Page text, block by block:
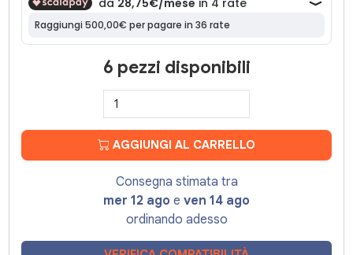
6 pezzi disponibili
AGGIUNGI AL CARRELLO
Consegna stimata tra
mer 12 ago e ven 14 ago
ordinando adesso